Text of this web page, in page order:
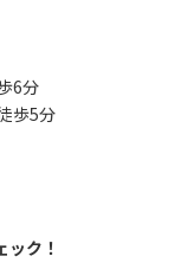
6分
歩5分
ク！